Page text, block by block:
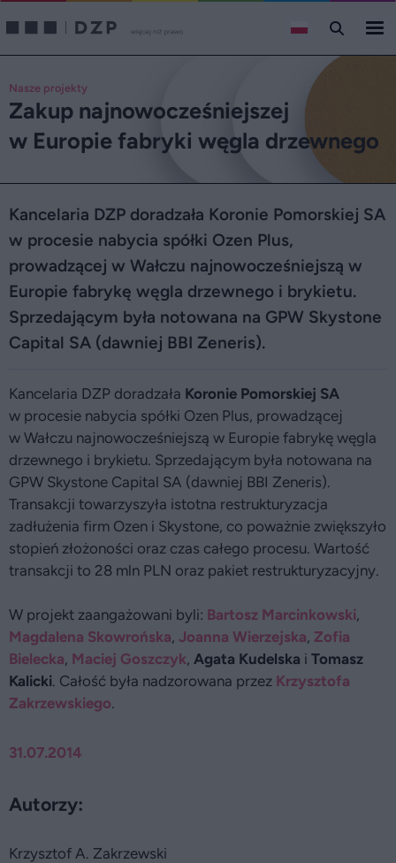
Nasze projekty
Zakup najnowocześniejszej
w Europie fabryki węgla drzewnego
31.07.2014
Autorzy:
Krzysztof A. Zakrzewski
Kancelaria DZP doradzała Koronie Pomorskiej SA
w procesie nabycia spółki Ozen Plus,
prowadzącej w Wałczu najnowocześniejszą w
Europie fabrykę węgla drzewnego i brykietu.
Sprzedającym była notowana na GPW Skystone
Capital SA (dawniej BBI Zeneris).
Kancelaria DZP doradzała Koronie Pomorskiej SA
w procesie nabycia spółki Ozen Plus, prowadzącej
w Wałczu najnowocześniejszą w Europie fabrykę węgla
drzewnego i brykietu. Sprzedającym była notowana na
GPW Skystone Capital SA (dawniej BBI Zeneris).
Transakcji towarzyszyła istotna restrukturyzacja
zadłużenia firm Ozen i Skystone, co poważnie zwiększyło
stopień złożoności oraz czas całego procesu. Wartość
transakcji to 28 mln PLN oraz pakiet restrukturyzacyjny.
W projekt zaangażowani byli: Bartosz Marcinkowski,
Magdalena Skowrońska, Joanna Wierzejska, Zofia
Bielecka, Maciej Goszczyk, Agata Kudelska i Tomasz
Kalicki. Całość była nadzorowana przez Krzysztofa
Zakrzewskiego.